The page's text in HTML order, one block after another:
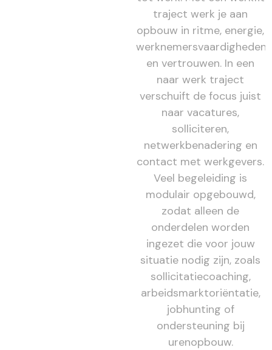
traject werk je aan
opbouw in ritme, energie,
werknemersvaardigheden
en vertrouwen. In een
naar werk traject
verschuift de focus juist
naar vacatures,
solliciteren,
netwerkbenadering en
contact met werkgevers.
Veel begeleiding is
modulair opgebouwd,
zodat alleen de
onderdelen worden
ingezet die voor jouw
situatie nodig zijn, zoals
sollicitatiecoaching,
arbeidsmarktoriëntatie,
jobhunting of
ondersteuning bij
urenopbouw.